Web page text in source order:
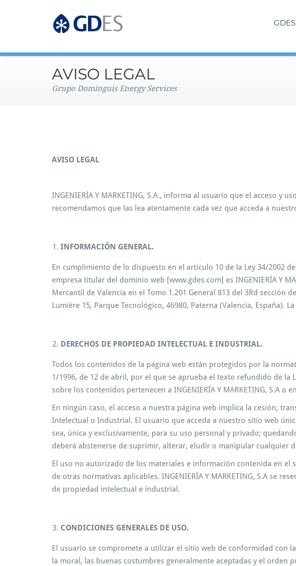
GDES
AVISO LEGAL
Grupo Dominguis Energy Services
AVISO LEGAL
INGENIERÍA Y MARKETING, S.A., informa al usuario que el acceso y
recomendamos que las lea atentamente cada vez que acceda a
INFORMACIÓN GENERAL.
En cumplimiento de lo dispuesto en el artículo 10 de la Ley 34/2002
empresa titular del dominio web [www.gdes.com] es INGENIERÍA Y
Mercantil de Valencia en el Tomo 1.201 General 813 del 3Rd
Lumière 15, Parque Tecnológico, 46980, Paterna (Valencia, España).
DERECHOS DE PROPIEDAD INTELECTUAL E INDUSTRIAL.
Todos los contenidos de la página web están protegidos por la
1/1996, de 12 de abril, por el que se aprueba el texto refundido de la
sobre los contenidos pertenecen a INGENIERÍA Y MARKETING, S.A o
En ningún caso, el acceso a nuestra página web implica la cesión,
Intelectual o Industrial. El usuario que acceda a nuestro sitio web
sea, única y exclusivamente, para su uso personal y privado;
deberá abstenerse de suprimir, alterar, eludir o manipular cualquier
El uso no autorizado de los materiales e información contenida en
de otras normativas aplicables. INGENIERÍA Y MARKETING, S.A se
de propiedad intelectual e industrial.
CONDICIONES GENERALES DE USO.
El usuario se compromete a utilizar el sitio web de conformidad con
la moral, las buenas costumbres generalmente aceptadas y el orden